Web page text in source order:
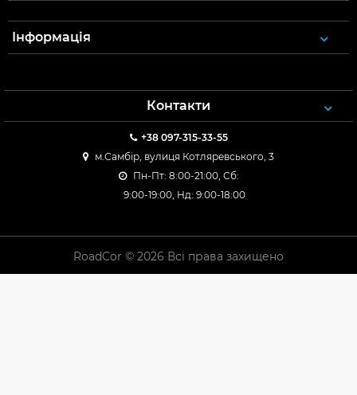
Інформація
Контакти
+38 097-315-33-55
м.Самбір, вулиця Котляревського, 3
Пн-Пт: 8:00-21:00, Сб:
9:00-19:00, Нд: 9:00-18:00
RoadCor © 2026 Всі права захищено